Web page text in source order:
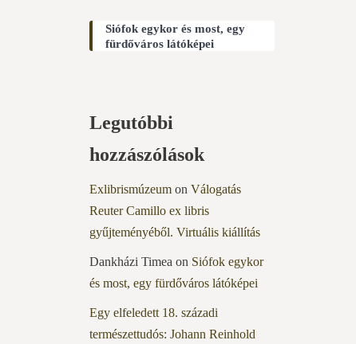
Siófok egykor és most, egy
fürdőváros látóképei
Legutóbbi
hozzászólások
Exlibrismúzeumon Válogatás
Reuter Camillo ex libris
gyűjteményéből. Virtuális kiállítás
Dankházi Timea on Siófok egykor
és most, egy fürdőváros látóképei
Egy elfeledett 18. századi
természettudós: Johann Reinhold